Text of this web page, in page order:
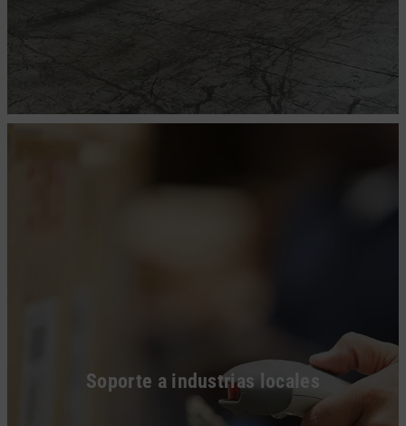
Soporte a industrias locales